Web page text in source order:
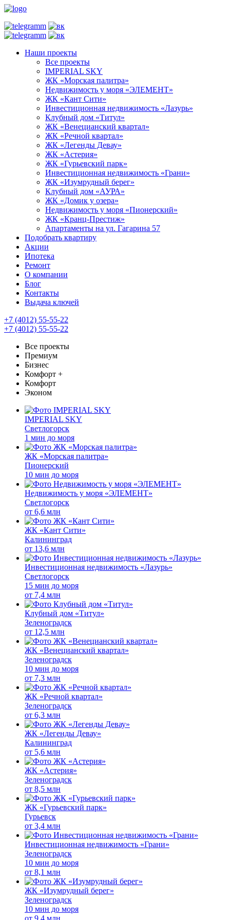
Наши проекты
Все проекты
IMPERIAL SKY
ЖК «Морская палитра»
Недвижимость у моря «ЭЛЕМЕНТ»
ЖК «Кант Сити»
Инвестиционная недвижимость «Лазурь»
Клубный дом «Титул»
ЖК «Венецианский квартал»
ЖК «Речной квартал»
ЖК «Легенды Девау»
ЖК «Астерия»
ЖК «Гурьевский парк»
Инвестиционная недвижимость «Грани»
ЖК «Изумрудный берег»
Клубный дом «АУРА»
ЖК «Домик у озера»
Недвижимость у моря «Пионерский»
ЖК «Кранц-Престиж»
Апартаменты на ул. Гагарина 57
Подобрать квартиру
Акции
Ипотека
Ремонт
О компании
Блог
Контакты
Выдача ключей
+7 (4012) 55-55-22
+7 (4012) 55-55-22
Все проекты
Премиум
Бизнес
Комфорт +
Комфорт
Эконом
IMPERIAL SKY
Светлогорск
1 мин до моря
ЖК «Морская палитра»
Пионерский
10 мин до моря
Недвижимость у моря «ЭЛЕМЕНТ»
Светлогорск
от 6,6 млн
ЖК «Кант Сити»
Калининград
от 13,6 млн
Инвестиционная недвижимость «Лазурь»
Светлогорск
15 мин до моря
от 7,4 млн
Клубный дом «Титул»
Зеленоградск
от 12,5 млн
ЖК «Венецианский квартал»
Зеленоградск
10 мин до моря
от 7,3 млн
ЖК «Речной квартал»
Зеленоградск
от 6,3 млн
ЖК «Легенды Девау»
Калининград
от 5,6 млн
ЖК «Астерия»
Зеленоградск
от 8,5 млн
ЖК «Гурьевский парк»
Гурьевск
от 3,4 млн
Инвестиционная недвижимость «Грани»
Зеленоградск
10 мин до моря
от 8,1 млн
ЖК «Изумрудный берег»
Зеленоградск
10 мин до моря
от 9,4 млн